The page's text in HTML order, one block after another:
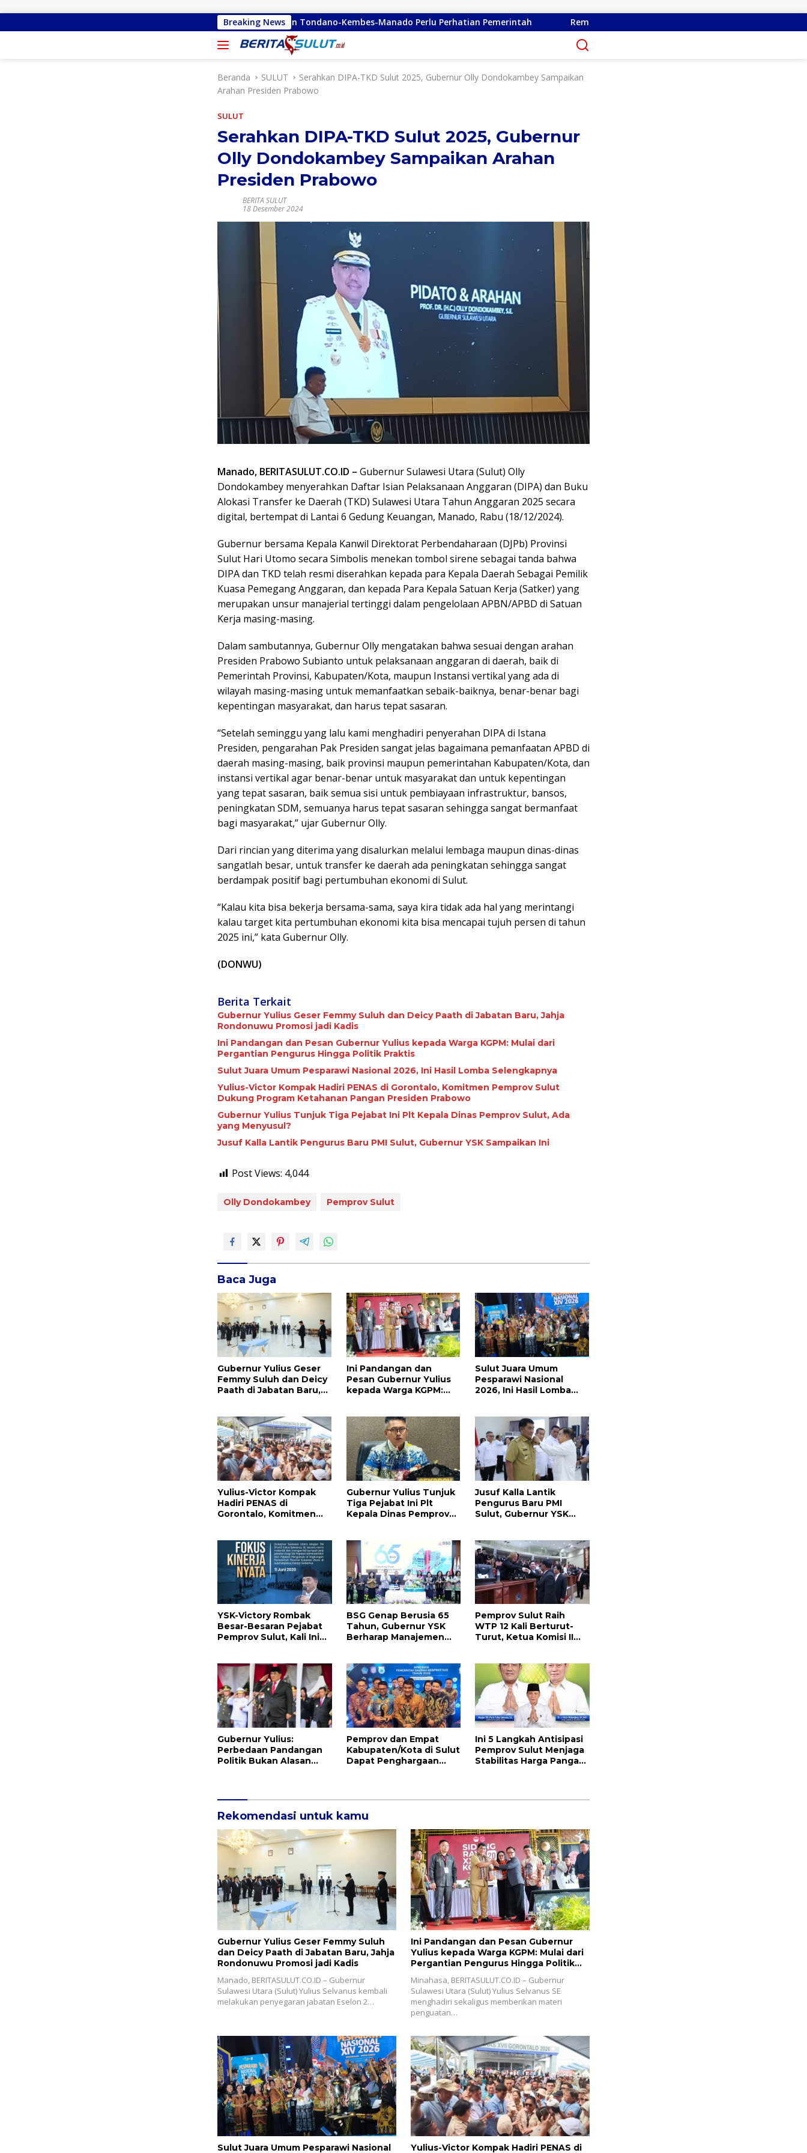
Breaking News
Gracia Yubelinda Oroh Sebut Akses Jalan Tondano-Kembes-Manado Perlu Perhatian Pemerintah Remly Kandoli Sukses Perjuangkan Perbaikan Jalan Pontak-Kalait dan
Beranda SULUT
Serahkan DIPA-TKD Sulut 2025, Gubernur Olly Dondokambey Sampaikan
Arahan Presiden Prabowo
SULUT
Serahkan DIPA-TKD Sulut 2025, Gubernur
Olly Dondokambey Sampaikan Arahan
Presiden Prabowo
BERITA SULUT
18 Desember 2024
Manado, BERITASULUT.CO.ID – Gubernur Sulawesi Utara (Sulut) Olly
Dondokambey menyerahkan Daftar Isian Pelaksanaan Anggaran (DIPA) dan Buku
Alokasi Transfer ke Daerah (TKD) Sulawesi Utara Tahun Anggaran 2025 secara
digital, bertempat di Lantai 6 Gedung Keuangan, Manado, Rabu (18/12/2024).
Gubernur bersama Kepala Kanwil Direktorat Perbendaharaan (DJPb) Provinsi
Sulut Hari Utomo secara Simbolis menekan tombol sirene sebagai tanda bahwa
DIPA dan TKD telah resmi diserahkan kepada para Kepala Daerah Sebagai Pemilik
Kuasa Pemegang Anggaran, dan kepada Para Kepala Satuan Kerja (Satker) yang
merupakan unsur manajerial tertinggi dalam pengelolaan APBN/APBD di Satuan
Kerja masing-masing.
Dalam sambutannya, Gubernur Olly mengatakan bahwa sesuai dengan arahan
Presiden Prabowo Subianto untuk pelaksanaan anggaran di daerah, baik di
Pemerintah Provinsi, Kabupaten/Kota, maupun Instansi vertikal yang ada di
wilayah masing-masing untuk memanfaatkan sebaik-baiknya, benar-benar bagi
kepentingan masyarakat, dan harus tepat sasaran.
“Setelah seminggu yang lalu kami menghadiri penyerahan DIPA di Istana
Presiden, pengarahan Pak Presiden sangat jelas bagaimana pemanfaatan APBD di
daerah masing-masing, baik provinsi maupun pemerintahan Kabupaten/Kota, dan
instansi vertikal agar benar-benar untuk masyarakat dan untuk kepentingan
yang tepat sasaran, baik semua sisi untuk pembiayaan infrastruktur, bansos,
peningkatan SDM, semuanya harus tepat sasaran sehingga sangat bermanfaat
bagi masyarakat,” ujar Gubernur Olly.
Dari rincian yang diterima yang disalurkan melalui lembaga maupun dinas-dinas
sangatlah besar, untuk transfer ke daerah ada peningkatan sehingga sangat
berdampak positif bagi pertumbuhan ekonomi di Sulut.
“Kalau kita bisa bekerja bersama-sama, saya kira tidak ada hal yang merintangi
kalau target kita pertumbuhan ekonomi kita bisa mencapai tujuh persen di tahun
2025 ini,” kata Gubernur Olly.
(DONWU)
Berita Terkait
Gubernur Yulius Geser Femmy Suluh dan Deicy Paath di Jabatan Baru, Jahja
Rondonuwu Promosi jadi Kadis
Ini Pandangan dan Pesan Gubernur Yulius kepada Warga KGPM: Mulai dari
Pergantian Pengurus Hingga Politik Praktis
Sulut Juara Umum Pesparawi Nasional 2026, Ini Hasil Lomba Selengkapnya
Yulius-Victor Kompak Hadiri PENAS di Gorontalo, Komitmen Pemprov Sulut
Dukung Program Ketahanan Pangan Presiden Prabowo
Gubernur Yulius Tunjuk Tiga Pejabat Ini Plt Kepala Dinas Pemprov Sulut, Ada
yang Menyusul?
Jusuf Kalla Lantik Pengurus Baru PMI Sulut, Gubernur YSK Sampaikan Ini
Post Views: 4,044
Olly Dondokambey Pemprov Sulut
Baca Juga
Gubernur Yulius Geser
Femmy Suluh dan Deicy
Paath di Jabatan Baru,
Ini Pandangan dan
Pesan Gubernur Yulius
kepada Warga KGPM:
Praktis
Sulut Juara Umum
Pesparawi Nasional
2026, Ini Hasil Lomba
Yulius-Victor Kompak
Hadiri PENAS di
Gorontalo, Komitmen
Pangan Presiden
Prabowo
Gubernur Yulius Tunjuk
Tiga Pejabat Ini Plt
Kepala Dinas Pemprov
Jusuf Kalla Lantik
Pengurus Baru PMI
Sulut, Gubernur YSK
YSK-Victory Rombak
Besar-Besaran Pejabat
Pemprov Sulut, Kali Ini
BSG Genap Berusia 65
Tahun, Gubernur YSK
Berharap Manajemen
Pemprov Sulut Raih
WTP 12 Kali Berturut-
Turut, Ketua Komisi II
Prestasi Yang
Membanggakan
Gubernur Yulius:
Perbedaan Pandangan
Politik Bukan Alasan
Pemprov dan Empat
Kabupaten/Kota di Sulut
Dapat Penghargaan
Ini 5 Langkah Antisipasi
Pemprov Sulut Menjaga
Stabilitas Harga Pangan
Rekomendasi untuk kamu
Gubernur Yulius Geser Femmy Suluh
dan Deicy Paath di Jabatan Baru, Jahja
Rondonuwu Promosi jadi Kadis
Manado, BERITASULUT.CO.ID – Gubernur
Sulawesi Utara (Sulut) Yulius Selvanus kembali
melakukan penyegaran jabatan Eselon 2…
Ini Pandangan dan Pesan Gubernur
Yulius kepada Warga KGPM: Mulai dari
Pergantian Pengurus Hingga Politik
Minahasa, BERITASULUT.CO.ID – Gubernur
Sulawesi Utara (Sulut) Yulius Selvanus SE
menghadiri sekaligus memberikan materi
penguatan…
Sulut Juara Umum Pesparawi Nasional Yulius-Victor Kompak Hadiri PENAS di